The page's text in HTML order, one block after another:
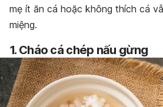
mẹ ít ăn cá hoặc không thích cá
miệng.
1. Cháo cá chép nấu gừng